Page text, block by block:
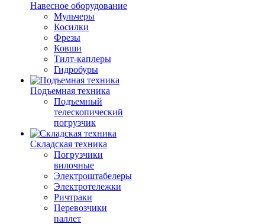
Навесное оборудование
Мульчеры
Косилки
Фрезы
Ковши
Тилт-каплеры
Гидробуры
Подъемная техника
Подъемный
телескопический
погрузчик
Складская техника
Погрузчики
вилочные
Электроштабелеры
Электротележки
Ричтраки
Перевозчики
паллет